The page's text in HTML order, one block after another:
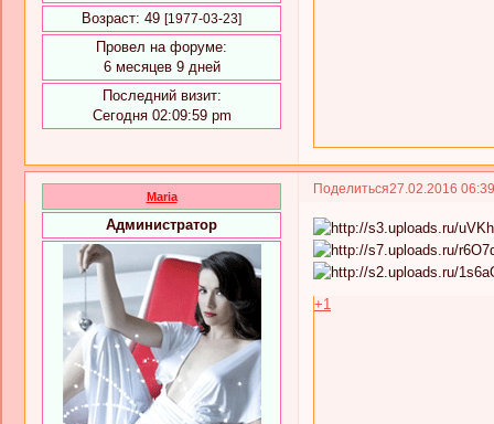
Возраст: 49 [1977-03-23]
Провел на форуме:
6 месяцев 9 дней
Последний визит:
Сегодня 02:09:59 pm
Поделиться27.02.2016
Maria
Администратор
+1